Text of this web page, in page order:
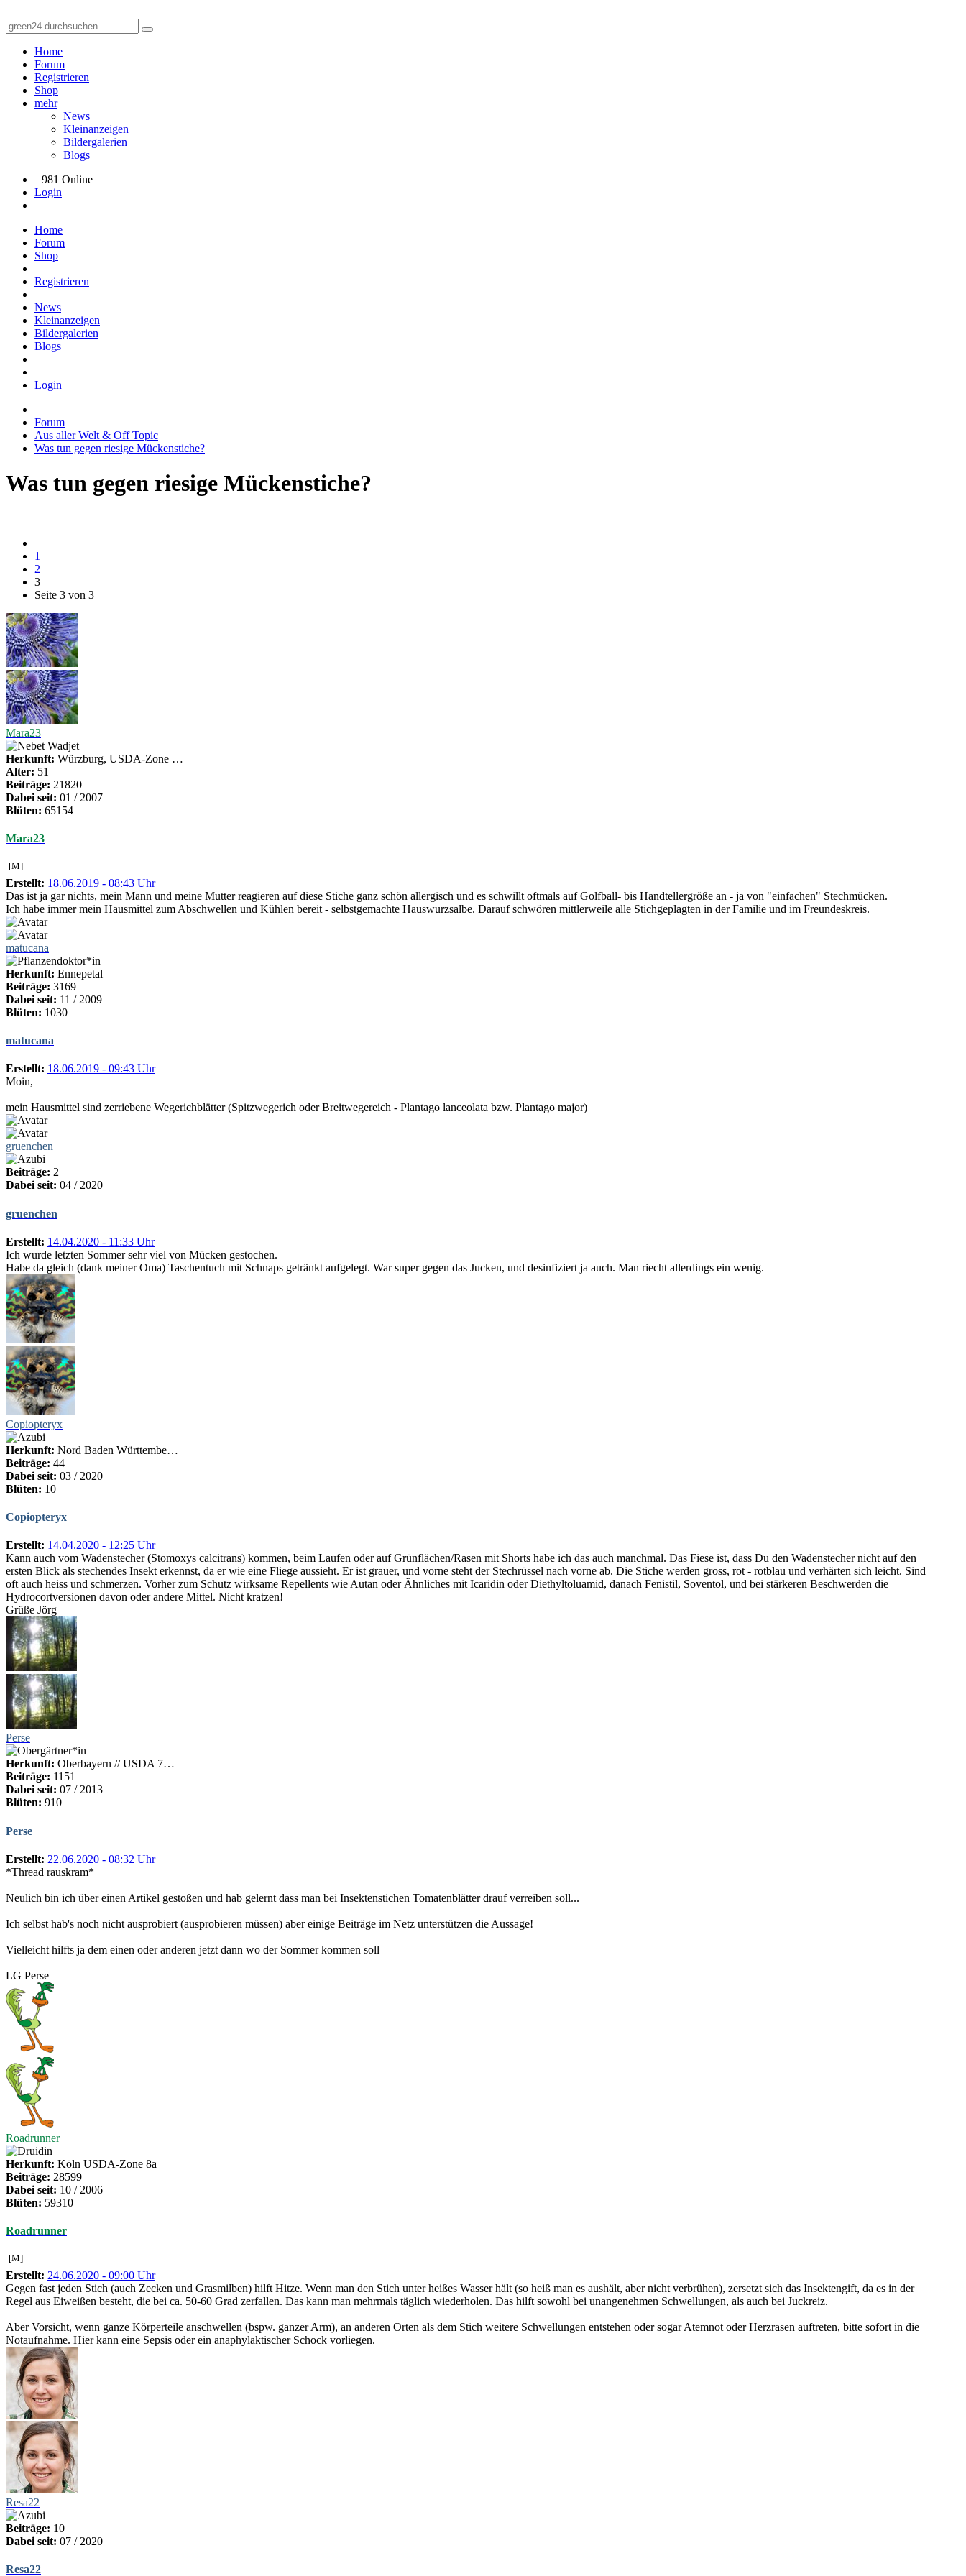
Home
Forum
Registrieren
Shop
mehr
News
Kleinanzeigen
Bildergalerien
Blogs
981 Online
Login
Home
Forum
Shop
Registrieren
News
Kleinanzeigen
Bildergalerien
Blogs
Login
Forum
Aus aller Welt & Off Topic
Was tun gegen riesige Mückenstiche?
Was tun gegen riesige Mückenstiche?
1
2
3
Seite 3 von 3
Mara23
Herkunft: Würzburg, USDA-Zone …
Alter: 51
Beiträge: 21820
Dabei seit: 01 / 2007
Blüten: 65154
Mara23
[M]
Erstellt: 18.06.2019 - 08:43 Uhr
Das ist ja gar nichts, mein Mann und meine Mutter reagieren auf diese Stiche ganz schön allergisch und es schwillt oftmals auf Golfball- bis Handtellergröße an - ja von "einfachen" Stechmücken.
Ich habe immer mein Hausmittel zum Abschwellen und Kühlen bereit - selbstgemachte Hauswurzsalbe. Darauf schwören mittlerweile alle Stichgeplagten in der Familie und im Freundeskreis.
matucana
Herkunft: Ennepetal
Beiträge: 3169
Dabei seit: 11 / 2009
Blüten: 1030
matucana
Erstellt: 18.06.2019 - 09:43 Uhr
Moin,
mein Hausmittel sind zerriebene Wegerichblätter (Spitzwegerich oder Breitwegereich - Plantago lanceolata bzw. Plantago major)
gruenchen
Beiträge: 2
Dabei seit: 04 / 2020
gruenchen
Erstellt: 14.04.2020 - 11:33 Uhr
Ich wurde letzten Sommer sehr viel von Mücken gestochen.
Habe da gleich (dank meiner Oma) Taschentuch mit Schnaps getränkt aufgelegt. War super gegen das Jucken, und desinfiziert ja auch. Man riecht allerdings ein wenig.
Copiopteryx
Herkunft: Nord Baden Württembe…
Beiträge: 44
Dabei seit: 03 / 2020
Blüten: 10
Copiopteryx
Erstellt: 14.04.2020 - 12:25 Uhr
Kann auch vom Wadenstecher (Stomoxys calcitrans) kommen, beim Laufen oder auf Grünflächen/Rasen mit Shorts habe ich das auch manchmal. Das Fiese ist, dass Du den Wadenstecher nicht auf den
ersten Blick als stechendes Insekt erkennst, da er wie eine Fliege aussieht. Er ist grauer, und vorne steht der Stechrüssel nach vorne ab. Die Stiche werden gross, rot - rotblau und verhärten sich leicht. Sind
oft auch heiss und schmerzen. Vorher zum Schutz wirksame Repellents wie Autan oder Ähnliches mit Icaridin oder Diethyltoluamid, danach Fenistil, Soventol, und bei stärkeren Beschwerden die
Hydrocortversionen davon oder andere Mittel. Nicht kratzen!
Grüße Jörg
Perse
Herkunft: Oberbayern // USDA 7…
Beiträge: 1151
Dabei seit: 07 / 2013
Blüten: 910
Perse
Erstellt: 22.06.2020 - 08:32 Uhr
*Thread rauskram*
Neulich bin ich über einen Artikel gestoßen und hab gelernt dass man bei Insektenstichen Tomatenblätter drauf verreiben soll...
Ich selbst hab's noch nicht ausprobiert (ausprobieren müssen) aber einige Beiträge im Netz unterstützen die Aussage!
Vielleicht hilfts ja dem einen oder anderen jetzt dann wo der Sommer kommen soll
LG Perse
Roadrunner
Herkunft: Köln USDA-Zone 8a
Beiträge: 28599
Dabei seit: 10 / 2006
Blüten: 59310
Roadrunner
[M]
Erstellt: 24.06.2020 - 09:00 Uhr
Gegen fast jeden Stich (auch Zecken und Grasmilben) hilft Hitze. Wenn man den Stich unter heißes Wasser hält (so heiß man es aushält, aber nicht verbrühen), zersetzt sich das Insektengift, da es in der
Regel aus Eiweißen besteht, die bei ca. 50-60 Grad zerfallen. Das kann man mehrmals täglich wiederholen. Das hilft sowohl bei unangenehmen Schwellungen, als auch bei Juckreiz.
Aber Vorsicht, wenn ganze Körperteile anschwellen (bspw. ganzer Arm), an anderen Orten als dem Stich weitere Schwellungen entstehen oder sogar Atemnot oder Herzrasen auftreten, bitte sofort in die
Notaufnahme. Hier kann eine Sepsis oder ein anaphylaktischer Schock vorliegen.
Resa22
Beiträge: 10
Dabei seit: 07 / 2020
Resa22